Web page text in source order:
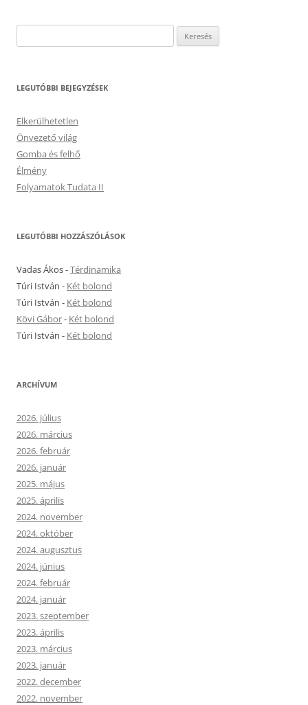
LEGUTÓBBI BEJEGYZÉSEK
Elkerülhetetlen
Önvezető világ
Gomba és felhő
Élmény
Folyamatok Tudata II
LEGUTÓBBI HOZZÁSZÓLÁSOK
Vadas Ákos-Térdinamika
Túri István - Két bolond
Túri István - Két bolond
Kövi Gábor- Két bolond
Túri István - Két bolond
ARCHÍVUM
2026. július
2026. március
2026. február
2026. január
2025. május
2025. április
2024. november
2024. október
2024. augusztus
2024. június
2024. február
2024. január
2023. szeptember
2023. április
2023. március
2023. január
2022. december
2022. november